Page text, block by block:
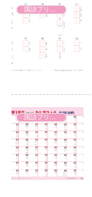
国語プリント